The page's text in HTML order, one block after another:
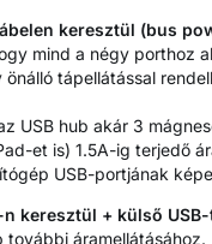
keresztül (bus
mind a négy porthoz
tápellátással
USB hub akár 3
et is) 1.5A-ig terjedő
USB-portjának
keresztül + külső
további áramellátásához.